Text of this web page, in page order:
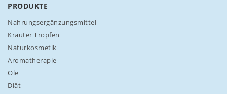
e
w
s
e
t
t
e
PRODUKTE
Nahrungsergänzungsmittel
Kräuter Tropfen
Naturkosmetik
Aromatherapie
Öle
Diät